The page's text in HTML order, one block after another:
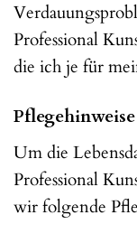
Professional
die ich je für
Um die
Professional
wir folgende